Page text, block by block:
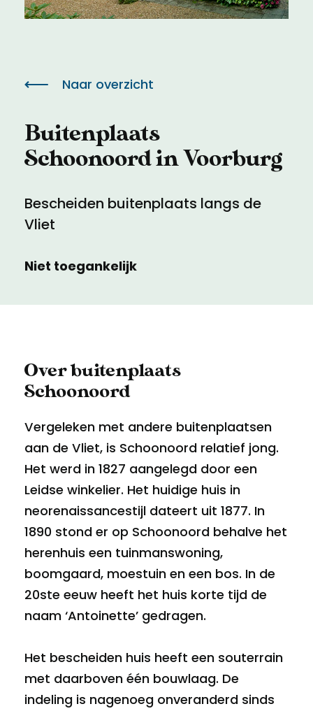
Buitenplaats
Schoonoord in Voorburg
Bescheiden buitenplaats langs de
Vliet
Niet toegankelijk
Naar overzicht
Over buitenplaats
Schoonoord
Vergeleken met andere buitenplaatsen
aan de Vliet, is Schoonoord relatief jong.
Het werd in 1827 aangelegd door een
Leidse winkelier. Het huidige huis in
neorenaissancestijl dateert uit 1877. In
1890 stond er op Schoonoord behalve het
herenhuis een tuinmanswoning,
boomgaard, moestuin en een bos. In de
20ste eeuw heeft het huis korte tijd de
naam ‘Antoinette’ gedragen.
Het bescheiden huis heeft een souterrain
met daarboven één bouwlaag. De
indeling is nagenoeg onveranderd sinds